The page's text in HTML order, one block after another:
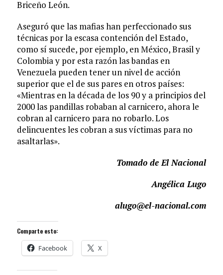
Briceño León.
Aseguró que las mafias han perfeccionado sus
técnicas por la escasa contención del Estado,
como sí sucede, por ejemplo, en México, Brasil y
Colombia y por esta razón las bandas en
Venezuela pueden tener un nivel de acción
superior que el de sus pares en otros países:
«Mientras en la década de los 90 y a principios del
2000 las pandillas robaban al carnicero, ahora le
cobran al carnicero para no robarlo. Los
delincuentes les cobran a sus víctimas para no
asaltarlas».
Tomado de El Nacional
Angélica Lugo
alugo@el-nacional.com
Comparte esto:
Facebook X